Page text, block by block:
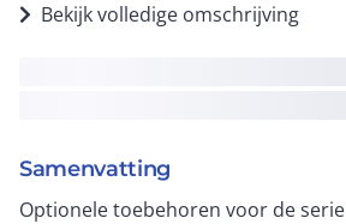
Bekijk volledige omschrijving
Samenvatting
Optionele toebehoren voor de serie